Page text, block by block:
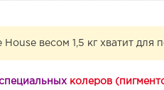
весом 1,5 кг хватит
колеров